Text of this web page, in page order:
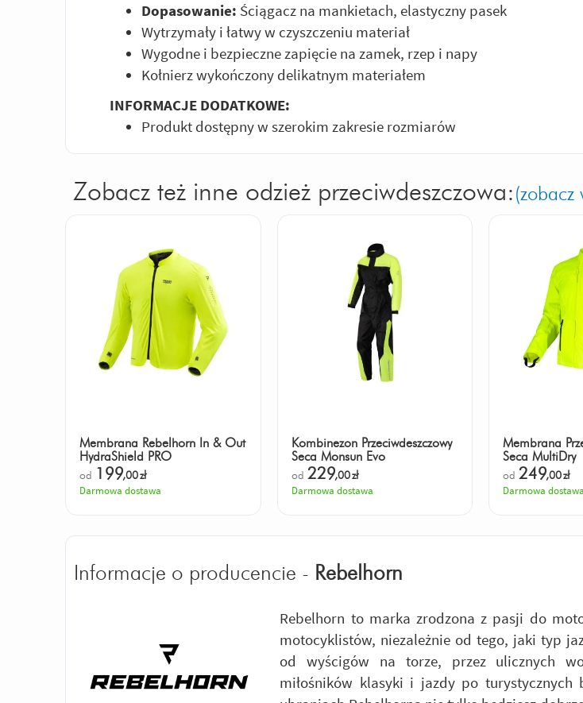
Dopasowanie: Ściągacz na mankietach, elastyczny pasek
Wytrzymały i łatwy w czyszczeniu materiał
Wygodne i bezpieczne zapięcie na zamek, rzep i napy
Kołnierz wykończony delikatnym materiałem
INFORMACJE DODATKOWE:
Produkt dostępny w szerokim zakresie rozmiarów
Zobacz też inne odzież przeciwdeszczowa: (zobacz
Membrana Rebelhorn In & Out
HydraShield PRO
od 199,00zł
Darmowa dostawa
Kombinezon Przeciwdeszczowy
Seca Monsun Evo
od 229,00zł
Darmowa dostawa
Membrana
Seca MultiDry
od 249,00zł
Darmowa dostawa
Informacje o producencie - Rebelhorn
Rebelhorn to marka zrodzona z pasji do
motocyklistów, niezależnie od tego, jaki typ
od wyścigów na torze, przez ulicznych
miłośników klasyki i jazdy po turystycznych